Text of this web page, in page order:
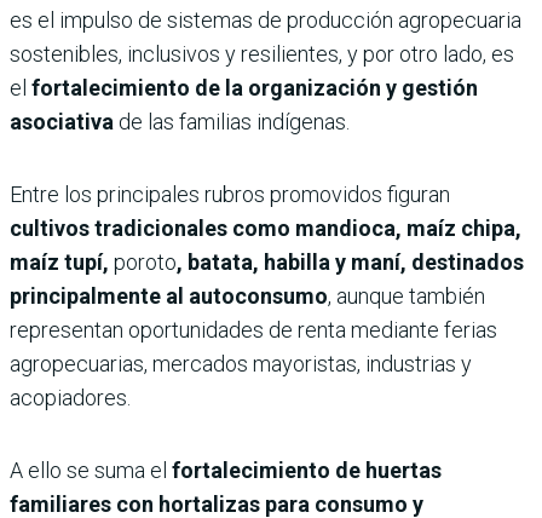
es el impulso de sistemas de producción agropecuaria
sostenibles, inclusivos y resilientes, y por otro lado, es
el fortalecimiento de la organización y gestión
asociativa de las familias indígenas.
Entre los principales rubros promovidos figuran
cultivos tradicionales como mandioca, maíz chipa,
maíz tupí, poroto, batata, habilla y maní, destinados
principalmente al autoconsumo, aunque también
representan oportunidades de renta mediante ferias
agropecuarias, mercados mayoristas, industrias y
acopiadores.
A ello se suma el fortalecimiento de huertas
familiares con hortalizas para consumo y